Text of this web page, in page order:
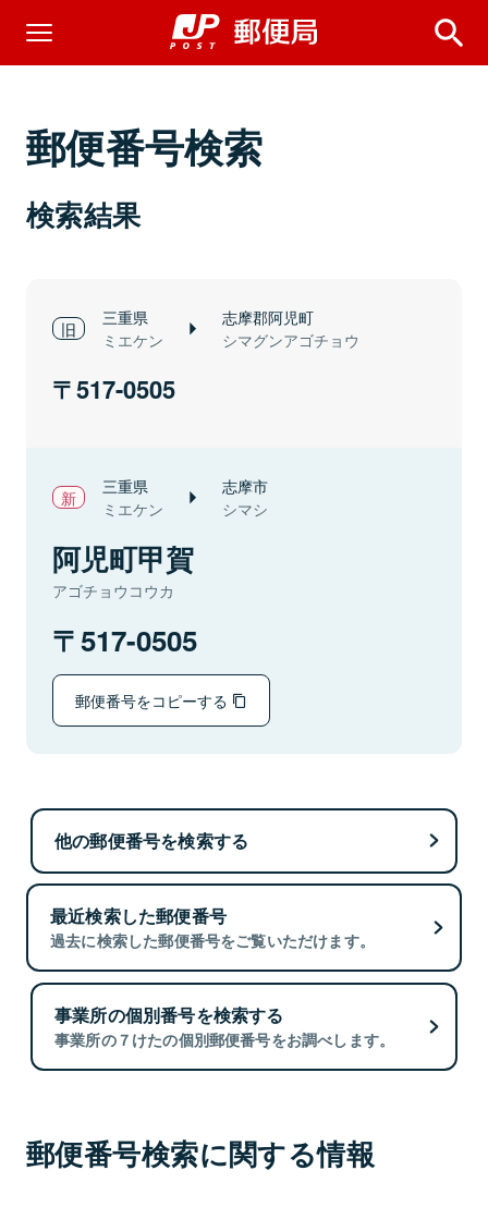
郵便番号検索
検索結果
三重県
ミエケン
志摩郡阿児町
シマグンアゴチョウ
517-0505
三重県
ミエケン
志摩市
シマシ
阿児町甲賀
アゴチョウコウカ
517-0505
郵便番号をコピーする
他の郵便番号を検索する
最近検索した郵便番号
過去に検索した郵便番号をご覧いただけます。
事業所の個別番号を検索する
事業所の７けたの個別郵便番号をお調べします。
郵便番号検索に関する情報